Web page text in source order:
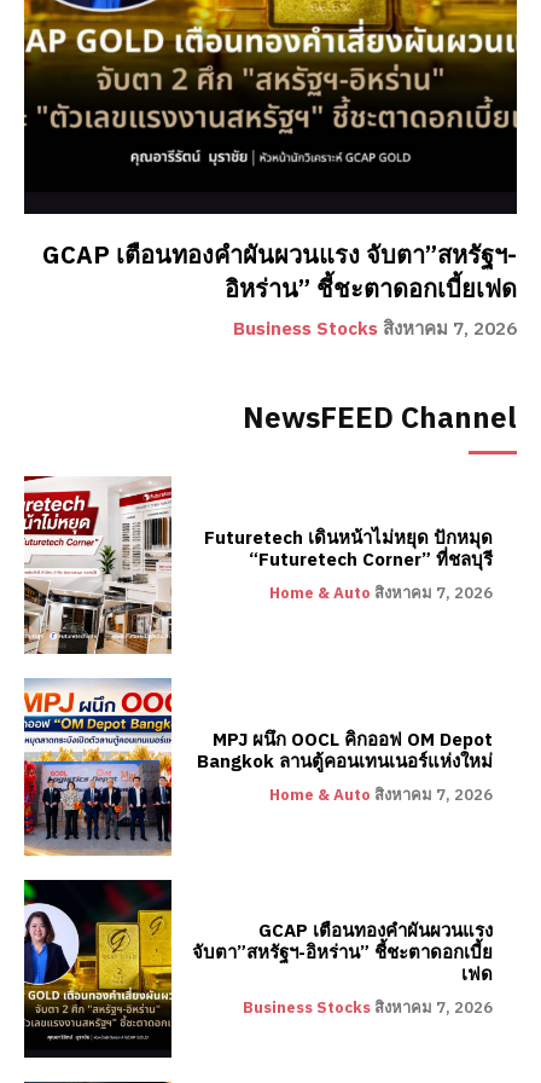
GCAP เตือนทองคำผันผวนแรง จับตา”สหรัฐฯ-
อิหร่าน” ชี้ชะตาดอกเบี้ยเฟด
Business Stocks สิงหาคม 7, 2026
NewsFEED Channel
Futuretech เดินหน้าไม่หยุด ปักหมุด
“Futuretech Corner” ที่ชลบุรี
Home & Auto สิงหาคม 7, 2026
MPJ ผนึก OOCL คิกออฟ OM Depot
Bangkok ลานตู้คอนเทนเนอร์แห่งใหม่
Home & Auto สิงหาคม 7, 2026
GCAP เตือนทองคำผันผวนแรง
จับตา”สหรัฐฯ-อิหร่าน” ชี้ชะตาดอกเบี้ย
เฟด
Business Stocks สิงหาคม 7, 2026